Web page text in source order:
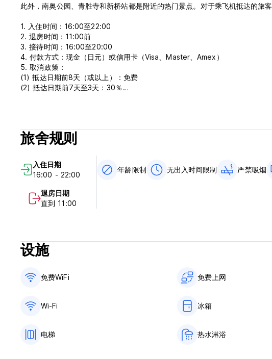
此外，南奥公园、青胜寺和新桥站都是附近的热门景点。对于乘飞机抵达的
1. 入住时间：16:00至22:00
2. 退房时间：11:00前
3. 接待时间：16:00至20:00
4. 付款方式：现金（日元）或信用卡（Visa、Master、Amex）
5. 取消政策：
(1) 抵达日期前8天（或以上）：免费
(2) 抵达日期前7天至3天：30％
6.年龄限制：有（18岁以上）
7. 禁止吸烟
9. 不含早餐
10. 含税 (Auto-translated from original language)
旅舍规则
入住日期
16:00 - 22:00
退房日期
直到 11:00
年龄限制 无出入时间限制 严禁吸烟
设施
免费WiFi 免费上网
Wi-Fi 冰箱
电梯 热水淋浴